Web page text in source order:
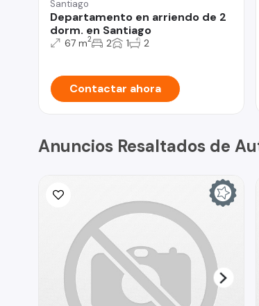
Santiago
Departamento en arriendo de 2
dorm. en Santiago
67 m2 2 1 2
Contactar ahora
Anuncios Resaltados de